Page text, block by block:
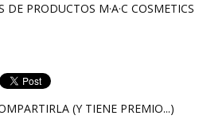
DE PRODUCTOS M·A·C COSMETICS
(Y TIENE PREMIO...)